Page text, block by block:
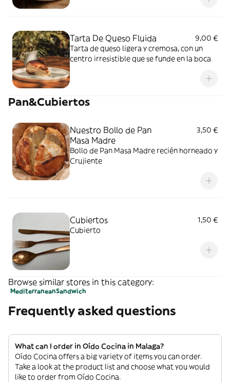
Tarta De Queso Fluida
9,00 €
Tarta de queso ligera y cremosa, con un
centro irresistible que se funde en la boca
Pan&Cubiertos
Nuestro Bollo de Pan
Masa Madre
3,50 €
Bollo de Pan Masa Madre recién horneado y
Crujiente
Cubiertos
1,50 €
Cubierto
Browse similar stores in this category:
MediterraneanSandwich
Frequently asked questions
What can I order in Oído Cocina in Malaga?
Oído Cocina offers a big variety of items you can order.
Take a look at the product list and choose what you would
like to order from Oído Cocina.